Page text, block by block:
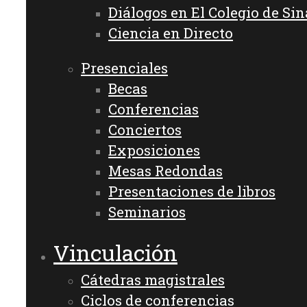
Diálogos en El Colegio de
Ciencia en Directo
Presenciales
Becas
Conferencias
Conciertos
Exposiciones
Mesas Redondas
Presentaciones de libros
Seminarios
Vinculación
Cátedras magistrales
Ciclos de conferencias